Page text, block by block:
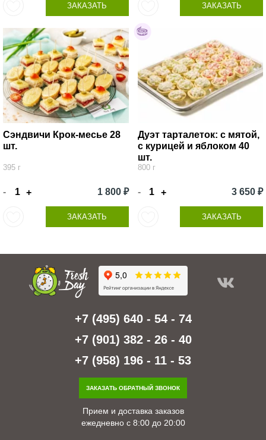
ЗАКАЗАТЬ ЗАКАЗАТЬ
Сэндвичи Крок-месье 28
шт.
395 г
- + 1 800 ₽
ЗАКАЗАТЬ
Дуэт тарталеток: с мятой,
с курицей и яблоком 40
шт.
800 г
- + 3 650 ₽
ЗАКАЗАТЬ
+7 (495) 640 - 54 - 74
+7 (901) 382 - 26 - 40
+7 (958) 196 - 11 - 53
ЗАКАЗАТЬ ОБРАТНЫЙ ЗВОНОК
Прием и доставка заказов
ежедневно с 8:00 до 20:00